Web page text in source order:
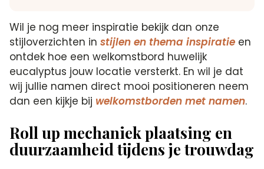
Wil je nog meer inspiratie bekijk dan onze
stijloverzichten instijlen en thema inspiratie en
ontdek hoe een welkomstbord huwelijk
eucalyptus jouw locatie versterkt. En wil je dat
wij jullie namen direct mooi positioneren neem
dan een kijkje bij welkomstborden met namen.
Roll up mechaniek plaatsing en
duurzaamheid tijdens je trouwdag